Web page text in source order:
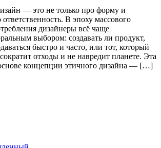
— это не только про форму и
В эпоху массового
дизайнеры всё чаще
выбором: создавать ли продукт,
быстро и часто, или тот, который
отходы и не навредит планете. Эта
концепции этичного дизайна — […]